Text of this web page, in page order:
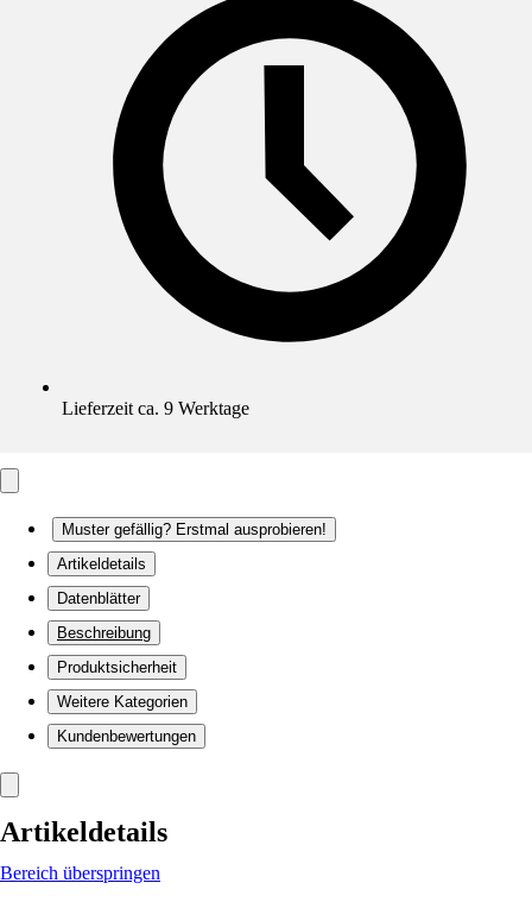
Lieferzeit ca. 9 Werktage
Muster gefällig? Erstmal ausprobieren!
Artikeldetails
Datenblätter
Beschreibung
Produktsicherheit
Weitere Kategorien
Kundenbewertungen
Artikeldetails
Bereich überspringen